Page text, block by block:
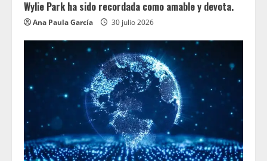
Wylie Park ha sido recordada como amable y devota.
Ana Paula García 30 julio 2026